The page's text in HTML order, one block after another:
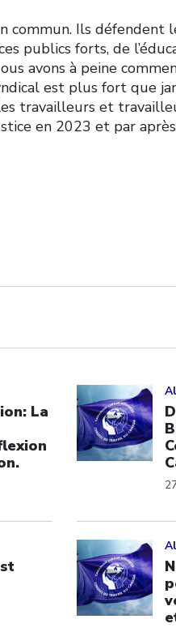
commun. Ils défendent
publics forts, de
avons à peine
est plus fort que
travailleurs et
en 2023 et par
La